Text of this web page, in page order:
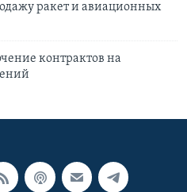
ракет и авиационных
контрактов на